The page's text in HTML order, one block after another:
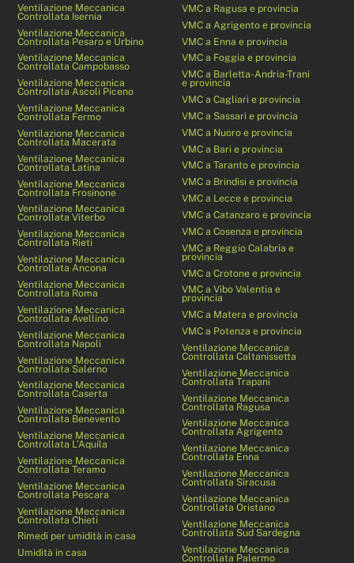
Ventilazione Meccanica
Controllata Isernia
Ventilazione Meccanica
Controllata Pesaro e Urbino
Ventilazione Meccanica
Controllata Campobasso
Ventilazione Meccanica
Controllata Ascoli Piceno
Ventilazione Meccanica
Controllata Fermo
Ventilazione Meccanica
Controllata Macerata
Ventilazione Meccanica
Controllata Latina
Ventilazione Meccanica
Controllata Frosinone
Ventilazione Meccanica
Controllata Viterbo
Ventilazione Meccanica
Controllata Rieti
Ventilazione Meccanica
Controllata Ancona
Ventilazione Meccanica
Controllata Roma
Ventilazione Meccanica
Controllata Avellino
Ventilazione Meccanica
Controllata Napoli
Ventilazione Meccanica
Controllata Salerno
Ventilazione Meccanica
Controllata Caserta
Ventilazione Meccanica
Controllata Benevento
Ventilazione Meccanica
Controllata L’Aquila
Ventilazione Meccanica
Controllata Teramo
Ventilazione Meccanica
Controllata Pescara
Ventilazione Meccanica
Controllata Chieti
Rimedi per umidità in casa
Umidità in casa
VMC a Ragusa e provincia
VMC a Agrigento e provincia
VMC a Enna e provincia
VMC a Foggia e provincia
VMC a Barletta-Andria-Trani
e provincia
VMC a Cagliari e provincia
VMC a Sassari e provincia
VMC a Nuoro e provincia
VMC a Bari e provincia
VMC a Taranto e provincia
VMC a Brindisi e provincia
VMC a Lecce e provincia
VMC a Catanzaro e provincia
VMC a Cosenza e provincia
VMC a Reggio Calabria e
provincia
VMC a Crotone e provincia
VMC a Vibo Valentia e
provincia
VMC a Matera e provincia
VMC a Potenza e provincia
Ventilazione Meccanica
Controllata Caltanissetta
Ventilazione Meccanica
Controllata Trapani
Ventilazione Meccanica
Controllata Ragusa
Ventilazione Meccanica
Controllata Agrigento
Ventilazione Meccanica
Controllata Enna
Ventilazione Meccanica
Controllata Siracusa
Ventilazione Meccanica
Controllata Oristano
Ventilazione Meccanica
Controllata Sud Sardegna
Ventilazione Meccanica
Controllata Palermo